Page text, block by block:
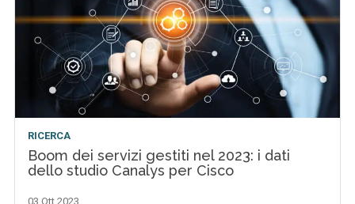
RICERCA
Boom dei servizi gestiti nel 2023: i dati
dello studio Canalys per Cisco
03 Ott 2023